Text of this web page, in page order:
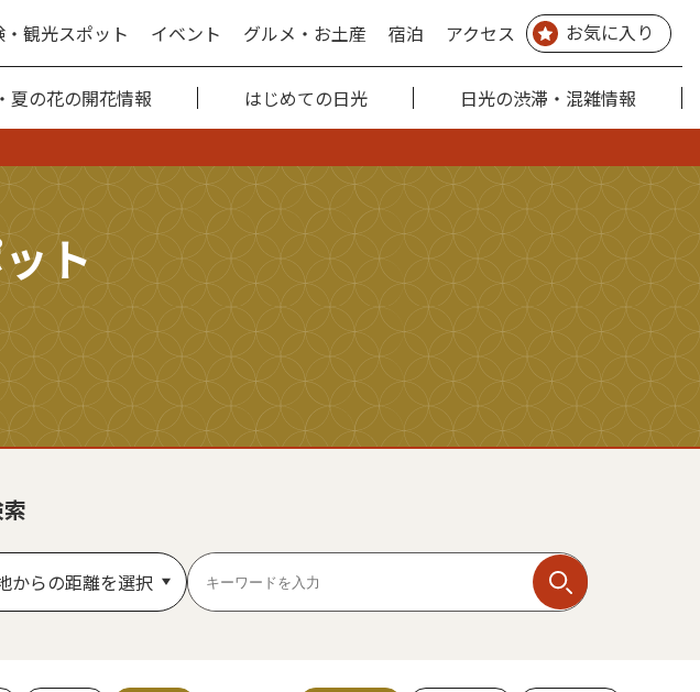
・観光スポット イベント グルメ・お土産 宿泊 アクセス お気に入り
夏の花の開花情報 はじめての日光 日光の渋滞・混雑情報
ト
からの距離を選択